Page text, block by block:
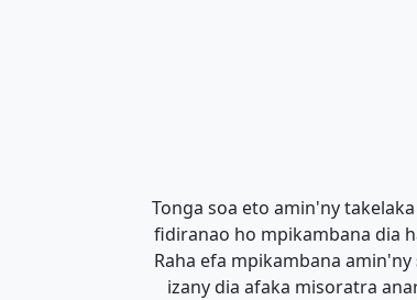
Tonga soa eto amin'ny takelaka
fidiranao ho mpikambana dia
Raha efa mpikambana amin'ny
izany dia afaka misoratra